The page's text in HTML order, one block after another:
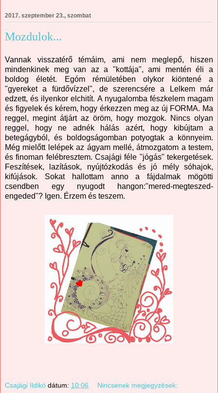
2017. szeptember 23., szombat
Mozdulok...
Vannak visszatérő témáim, ami nem meglepő, hiszen
mindenkinek meg van az a "kottája", ami mentén éli a
boldog életét. Egóm rémületében olykor kiöntené a
"gyereket a fürdővízzel", de szerencsére a Lelkem már
edzett, és ilyenkor elchitít. A nyugalomba fészkelem magam
és figyelek és kérem, hogy érkezzen meg az új FORMA. Ma
reggel, megint átjárt az öröm, hogy mozgok. Nincs olyan
reggel, hogy ne adnék hálás azért, hogy kibújtam a
betegágyból, és boldogságomban potyogtak a könnyeim.
Még mielőtt lelépek az ágyam mellé, átmozgatom a testem,
és finoman felébresztem. Csajági féle "jógás" tekergetések.
Feszítések, lazítások, nyújtózkodás és jó mély sóhajok,
kifújások. Sokat hallottam anno a fájdalmak mögötti
csendben egy nyugodt hangon:"mered-megteszed-
engeded"? Igen. Érzem és teszem.
Csajági Ildikó dátum: 10:06 Nincsenek megjegyzések: